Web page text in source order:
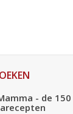
- de